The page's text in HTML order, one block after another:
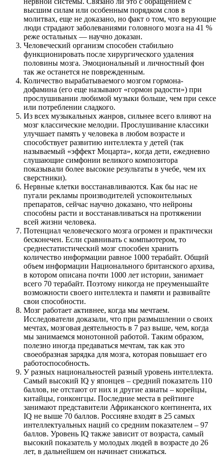
высшим силам или особенным порядком слов в
молитвах, еще не доказано, но факт о том, что верующие
люди страдают заболеваниями головного мозга на 41 %
реже остальных — научно доказан.
Человеческий организм способен стабильно
функционировать после хирургического удаления
половины мозга. Эмоциональный и личностный фон
так же останется не поврежденным.
Количество вырабатываемого мозгом гормона-
дофамина (его еще называют «гормон радости») при
прослушивании любимой музыки больше, чем при сексе
или потреблении сладкого.
Из всех музыкальных жанров, сильнее всего влияют на
мозг классические мелодии. Прослушивание классики
улучшает память у человека в любом возрасте и
способствует развитию интеллекта у детей (так
называемый «эффект Моцарта», когда дети, ежедневно
слушающие симфонии великого композитора
показывали более высокие результаты в учебе, чем их
сверстники).
Нервные клетки восстанавливаются. Как бы нас не
пугали рекламы производителей успокоительных
препаратов, сейчас научно доказано, что нейроны
способны расти и восстанавливаться на протяжении
всей жизни человека.
Потенциал человеческого мозга огромен и практически
бесконечен. Если сравнивать с компьютером, то
среднестатистический мозг способен хранить
количество информации равное 1000 терабайт. Общий
объем информации Национального британского архива,
в котором описана почти 1000 лет истории, занимает
всего 70 терабайт. Поэтому никогда не преуменьшайте
возможности своего интеллекта и памяти и развивайте
свои способности.
Мозг работает активнее, когда мы мечтаем.
Исследователи доказали, что при размышлении о своих
мечтах, мозговая деятельность в 7 раз выше, чем, когда
мы занимаемся монотонной работой. Таким образом,
полезно иногда предаваться мечтам, так как это
своеобразная зарядка для мозга, которая повышает его
работоспособность.
У разных национальностей разный уровень интеллекта.
Самый высокий IQ у японцев – средний показатель 110
баллов, не отстают от них и другие азиаты – корейцы,
китайцы, гонконгцы. Последние места в рейтинге
занимают представители Африканского континента, их
IQ не выше 70 баллов. Россияне входят в 25 самых
интеллектуальных наций со средним показателем – 97
баллов. Уровень IQ также зависит от возраста, самый
высокий показатель у молодых людей в возрасте до 26
лет, в дальнейшем он начинает снижаться.